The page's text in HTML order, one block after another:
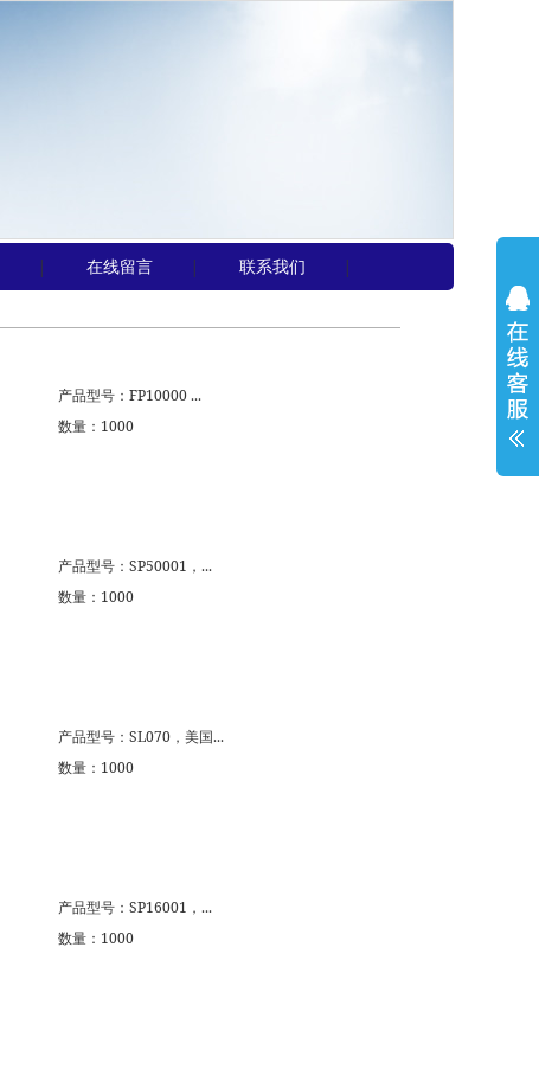
在线留言 联系我们
产品型号：FP10000 ...
数量：1000
产品型号：SP50001，...
数量：1000
产品型号：SL070，美国...
数量：1000
产品型号：SP16001，...
数量：1000